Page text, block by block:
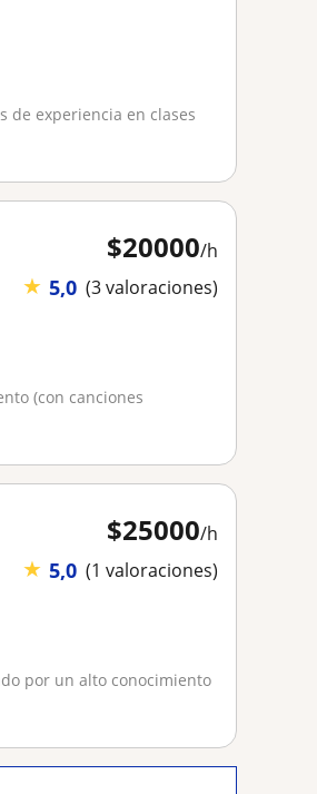
de experiencia en clases
$20000/h
★ 5,0 (3 valoraciones)
(con canciones
$25000/h
★ 5,0 (1 valoraciones)
por un alto conocimiento